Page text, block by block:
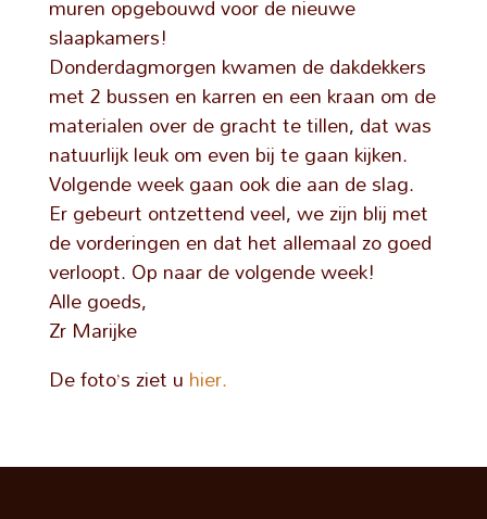
slaapkamers!
Donderdagmorgen kwamen de dakdekkers
met 2 bussen en karren en een kraan om de
materialen over de gracht te tillen, dat was
natuurlijk leuk om even bij te gaan kijken.
Volgende week gaan ook die aan de slag.
Er gebeurt ontzettend veel, we zijn blij met
de vorderingen en dat het allemaal zo goed
verloopt. Op naar de volgende week!
Alle goeds,
Zr Marijke
De foto’s ziet uhier.